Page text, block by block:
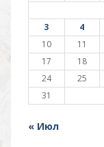
3
4
10
11
17
18
24
25
31
« Июл